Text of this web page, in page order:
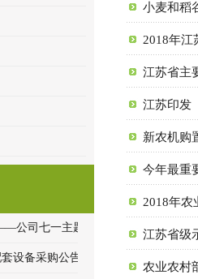
公司七一主题党
设备采购公告
小麦和稻
2018年江
江苏省主
江苏印发
新农机购
今年最重
2018年农
江苏省级
农业农村